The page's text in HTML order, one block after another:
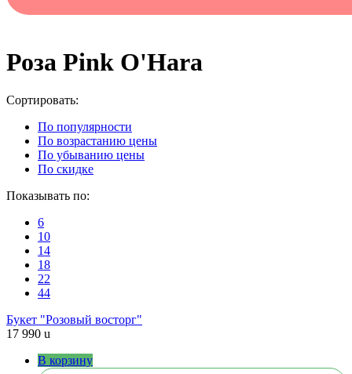
Роза Pink O'Hara
Cортировать:
По популярности
По возрастанию цены
По убыванию цены
По скидке
Показывать по:
6
10
14
18
22
44
Букет "Розовый восторг"
17 990 u
В корзину